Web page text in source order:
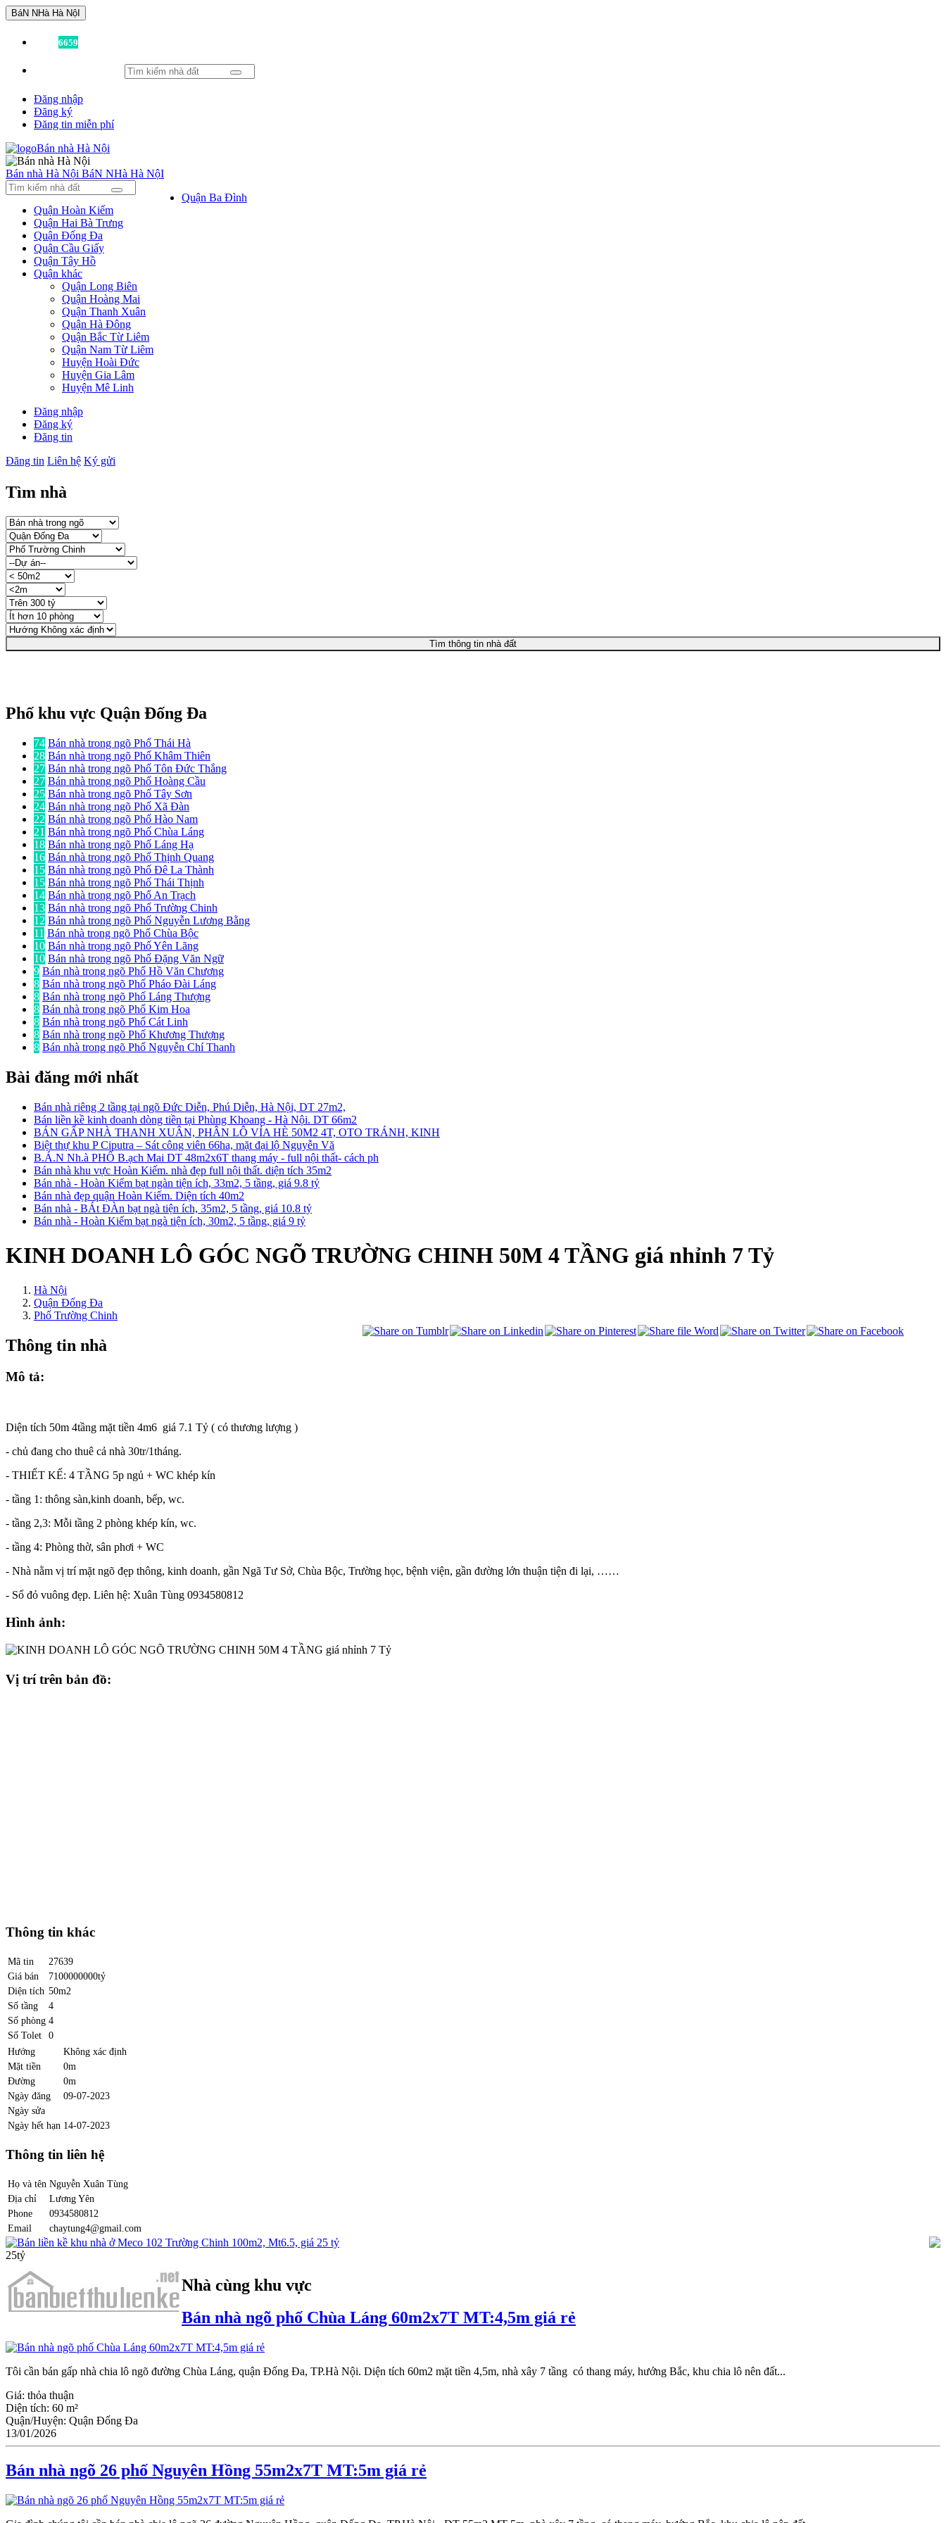
BáN NHà Hà NộI
6659
Đăng nhập
Đăng ký
Đăng tin miễn phí
Bán nhà Hà Nội BáN NHà Hà NộI
Quận Ba Đình
Quận Hoàn Kiếm
Quận Hai Bà Trưng
Quận Đống Đa
Quận Cầu Giấy
Quận Tây Hồ
Quận khác
Quận Long Biên
Quận Hoàng Mai
Quận Thanh Xuân
Quận Hà Đông
Quận Bắc Từ Liêm
Quận Nam Từ Liêm
Huyện Hoài Đức
Huyện Gia Lâm
Huyện Mê Linh
Đăng nhập
Đăng ký
Đăng tin
Đăng tin Liên hệ Ký gửi
Tìm nhà
Tìm thông tin nhà đất
Phố khu vực Quận Đống Đa
74 Bán nhà trong ngõ Phố Thái Hà
28 Bán nhà trong ngõ Phố Khâm Thiên
27 Bán nhà trong ngõ Phố Tôn Đức Thắng
27 Bán nhà trong ngõ Phố Hoàng Cầu
25 Bán nhà trong ngõ Phố Tây Sơn
24 Bán nhà trong ngõ Phố Xã Đàn
22 Bán nhà trong ngõ Phố Hào Nam
21 Bán nhà trong ngõ Phố Chùa Láng
18 Bán nhà trong ngõ Phố Láng Hạ
16 Bán nhà trong ngõ Phố Thịnh Quang
15 Bán nhà trong ngõ Phố Đê La Thành
15 Bán nhà trong ngõ Phố Thái Thịnh
14 Bán nhà trong ngõ Phố An Trạch
13 Bán nhà trong ngõ Phố Trường Chinh
12 Bán nhà trong ngõ Phố Nguyễn Lương Bằng
11 Bán nhà trong ngõ Phố Chùa Bộc
10 Bán nhà trong ngõ Phố Yên Lãng
10 Bán nhà trong ngõ Phố Đặng Văn Ngữ
9 Bán nhà trong ngõ Phố Hồ Văn Chương
8 Bán nhà trong ngõ Phố Pháo Đài Láng
8 Bán nhà trong ngõ Phố Láng Thượng
8 Bán nhà trong ngõ Phố Kim Hoa
8 Bán nhà trong ngõ Phố Cát Linh
8 Bán nhà trong ngõ Phố Khương Thượng
8 Bán nhà trong ngõ Phố Nguyễn Chí Thanh
Bài đăng mới nhất
Bán nhà riêng 2 tầng tại ngõ Đức Diễn, Phú Diễn, Hà Nội, DT 27m2,
Bán liền kề kinh doanh dòng tiền tại Phùng Khoang - Hà Nội. DT 66m2
BÁN GẤP NHÀ THANH XUÂN, PHÂN LÔ VỈA HÈ 50M2 4T, OTO TRÁNH, KINH
Biệt thự khu P Ciputra – Sát công viên 66ha, mặt đại lộ Nguyễn Vă
B.Á.N Nh.à PHỐ B.ạch Mai DT 48m2x6T thang máy - full nội thất- cách ph
Bán nhà khu vực Hoàn Kiếm. nhà đẹp full nội thất. diện tích 35m2
Bán nhà - Hoàn Kiếm bạt ngàn tiện ích, 33m2, 5 tầng, giá 9.8 tỷ
Bán nhà đẹp quận Hoàn Kiếm. Diện tích 40m2
Bán nhà - BÁt ĐÀn bạt ngà tiện ích, 35m2, 5 tầng, giá 10.8 tỷ
Bán nhà - Hoàn Kiếm bạt ngà tiện ích, 30m2, 5 tầng, giá 9 tỷ
KINH DOANH LÔ GÓC NGÕ TRƯỜNG CHINH 50M 4 TẦNG giá nhỉnh 7 Tỷ
Hà Nội
Quận Đống Đa
Phố Trường Chinh
Thông tin nhà
Mô tả:
Diện tích 50m 4tầng mặt tiền 4m6 giá 7.1 Tỷ ( có thương lượng )
- chủ đang cho thuê cả nhà 30tr/1tháng.
- THIẾT KẾ: 4 TẦNG 5p ngủ + WC khép kín
- tầng 1: thông sàn,kinh doanh, bếp, wc.
- tầng 2,3: Mỗi tầng 2 phòng khép kín, wc.
- tầng 4: Phòng thờ, sân phơi + WC
- Nhà nằm vị trí mặt ngõ đẹp thông, kinh doanh, gần Ngã Tư Sở, Chùa Bộc, Trường học, bệnh viện, gần đường lớn thuận tiện đi lại, ……
- Sổ đỏ vuông đẹp. Liên hệ: Xuân Tùng 0934580812
Hình ảnh:
Vị trí trên bản đồ:
Thông tin khác
Mã tin
27639
Giá bán
7100000000tỷ
Diện tích 50m2
Số tầng
4
Số phòng 4
Số Tolet
0
Hướng
Không xác định
Mặt tiền
0m
Đường
0m
Ngày đăng
09-07-2023
Ngày sửa
Ngày hết hạn 14-07-2023
Thông tin liên hệ
Họ và tên Nguyễn Xuân Tùng
Địa chỉ
Lương Yên
Phone
0934580812
Email
chaytung4@gmail.com
Bán liền kề khu nhà ở Meco 102 Trường Chinh 100m2, Mt6.5, giá 25 tỷ
25tỷ
Nhà cùng khu vực
Bán nhà ngõ phố Chùa Láng 60m2x7T MT:4,5m giá rẻ
Tôi cần bán gấp nhà chia lô ngõ đường Chùa Láng, quận Đống Đa, TP.Hà Nội. Diện tích 60m2 mặt tiền 4,5m, nhà xây 7 tầng có thang máy, hướng Bắc, khu chia lô nên đất...
Giá: thỏa thuận
Diện tích: 60 m²
Quận/Huyện: Quận Đống Đa
13/01/2026
Bán nhà ngõ 26 phố Nguyên Hồng 55m2x7T MT:5m giá rẻ